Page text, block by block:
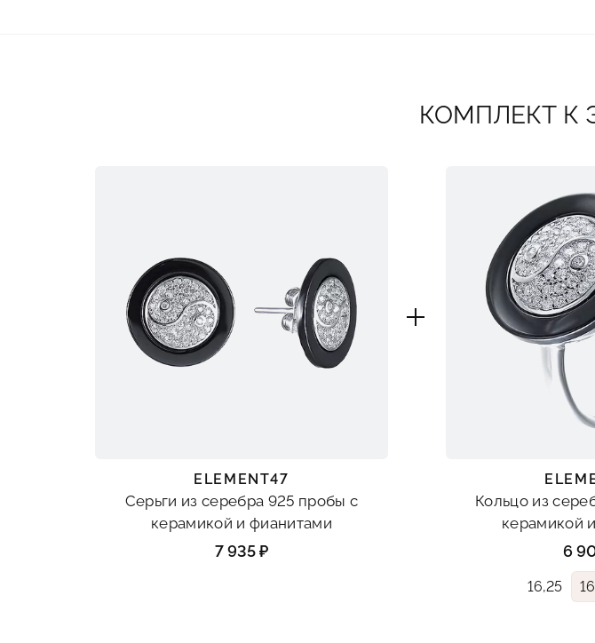
КОМПЛЕКТ К
ELEMENT47
Серьги из серебра 925 пробы с
керамикой и фианитами
7 935 ₽
Кольцо из
керамикой
6
16,25